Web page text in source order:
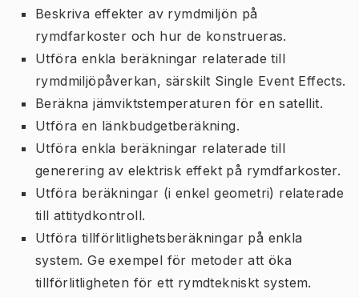
Beskriva effekter av rymdmiljön på
rymdfarkoster och hur de konstrueras.
Utföra enkla beräkningar relaterade till
rymdmiljöpåverkan, särskilt Single Event Effects.
Beräkna jämviktstemperaturen för en satellit.
Utföra en länkbudgetberäkning.
Utföra enkla beräkningar relaterade till
generering av elektrisk effekt på rymdfarkoster.
Utföra beräkningar (i enkel geometri) relaterade
till attitydkontroll.
Utföra tillförlitlighetsberäkningar på enkla
system. Ge exempel för metoder att öka
tillförlitligheten för ett rymdtekniskt system.